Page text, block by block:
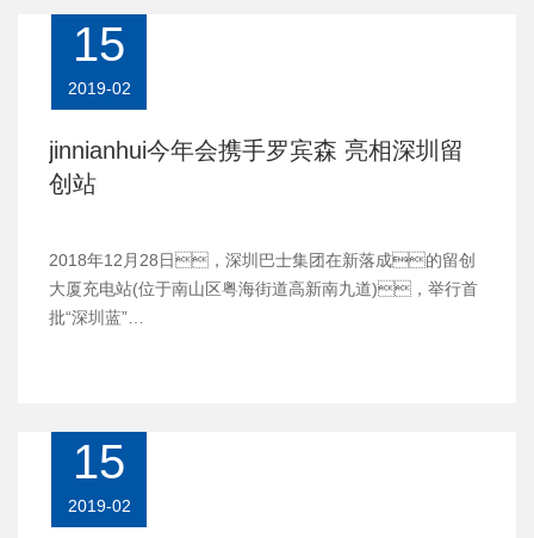
jinnianhui今年会携手罗宾森 亮相深圳留
创站
2018年12月28日，深圳巴士集团在新落成的留创
大厦充电站(位于南山区粤海街道高新南九道)，举行首
批“深圳蓝”…
15
2019-02
15
2019-02